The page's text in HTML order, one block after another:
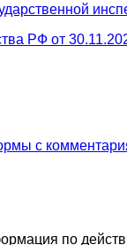
РФ от
с
по